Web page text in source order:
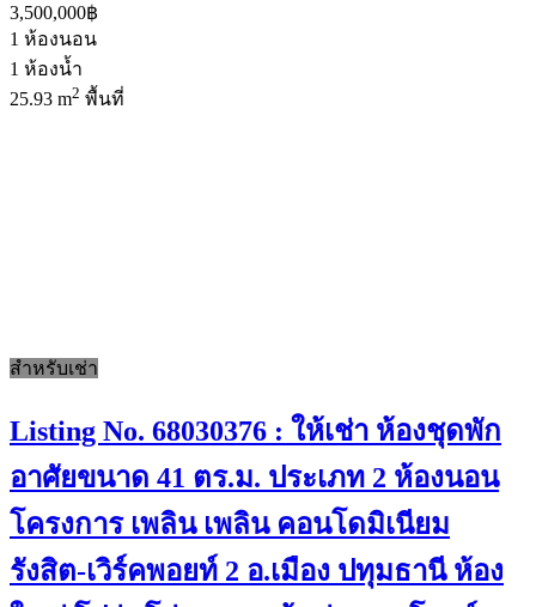
3,500,000฿
1 ห้องนอน
1 ห้องน้ำ
25.93 m2 พื้นที่
สำหรับเช่า
Listing No. 68030376 : ให้เช่า ห้องชุดพัก
อาศัยขนาด 41 ตร.ม. ประเภท 2 ห้องนอน
โครงการ เพลิน เพลิน คอนโดมิเนียม
รังสิต-เวิร์คพอยท์ 2 อ.เมือง ปทุมธานี ห้อง